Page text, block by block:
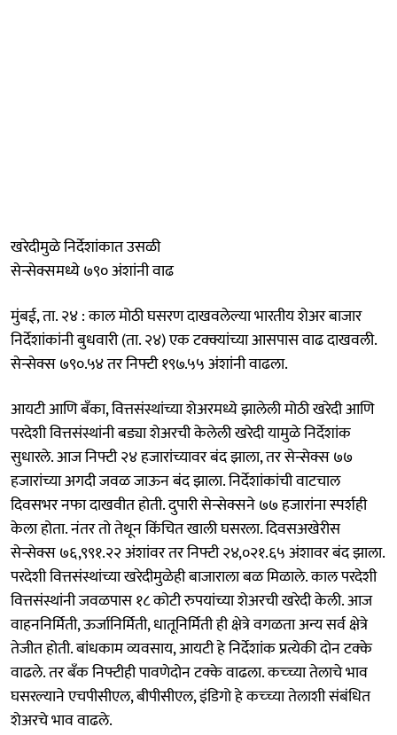
खरेदीमुळे निर्देशांकात उसळी
सेन्सेक्समध्ये ७९० अंशांनी वाढ
मुंबई, ता. २४ : काल मोठी घसरण दाखवलेल्या भारतीय शेअर बाजार
निर्देशांकांनी बुधवारी (ता. २४) एक टक्क्यांच्या आसपास वाढ दाखवली.
सेन्सेक्स ७९०.५४ तर निफ्टी १९७.५५ अंशांनी वाढला.
आयटी आणि बँका, वित्तसंस्थांच्या शेअरमध्ये झालेली मोठी खरेदी आणि
परदेशी वित्तसंस्थांनी बड्या शेअरची केलेली खरेदी यामुळे निर्देशांक
सुधारले. आज निफ्टी २४ हजारांच्यावर बंद झाला, तर सेन्सेक्स ७७
हजारांच्या अगदी जवळ जाऊन बंद झाला. निर्देशांकांची वाटचाल
दिवसभर नफा दाखवीत होती. दुपारी सेन्सेक्सने ७७ हजारांना स्पर्शही
केला होता. नंतर तो तेथून किंचित खाली घसरला. दिवसअखेरीस
सेन्सेक्स ७६,९९१.२२ अंशांवर तर निफ्टी २४,०२१.६५ अंशावर बंद झाला.
परदेशी वित्तसंस्थांच्या खरेदीमुळेही बाजाराला बळ मिळाले. काल परदेशी
वित्तसंस्थांनी जवळपास १८ कोटी रुपयांच्या शेअरची खरेदी केली. आज
वाहननिर्मिती, ऊर्जानिर्मिती, धातूनिर्मिती ही क्षेत्रे वगळता अन्य सर्व क्षेत्रे
तेजीत होती. बांधकाम व्यवसाय, आयटी हे निर्देशांक प्रत्येकी दोन टक्के
वाढले. तर बँक निफ्टीही पावणेदोन टक्के वाढला. कच्च्या तेलाचे भाव
घसरल्याने एचपीसीएल, बीपीसीएल, इंडिगो हे कच्च्या तेलाशी संबंधित
शेअरचे भाव वाढले.